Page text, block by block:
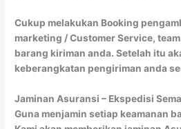
Cukup melakukan Booking
marketing / Customer Service,
barang kiriman anda. Setelah itu
keberangkatan pengiriman anda
Jaminan Asuransi – Ekspedisi
Guna menjamin setiap keamanan